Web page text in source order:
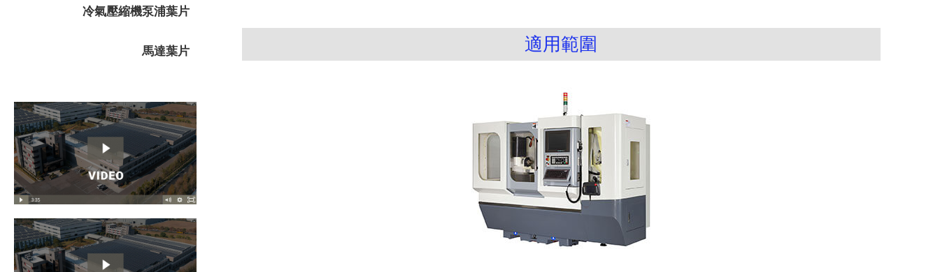
冷氣壓縮機泵浦葉片
馬達葉片 適用範圍